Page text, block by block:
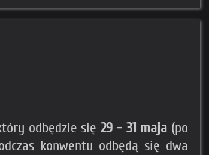
odbędzie się29 - 31 maja (po
konwentu odbędą się dwa